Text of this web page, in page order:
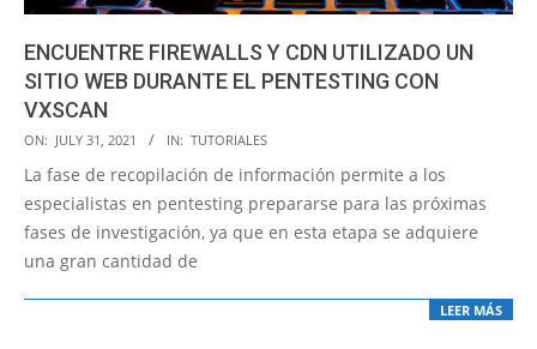
ENCUENTRE FIREWALLS Y CDN UTILIZADO UN
SITIO WEB DURANTE EL PENTESTING CON
VXSCAN
2021-
07-
ON: JULY 31, 2021 IN: TUTORIALES
La fase de recopilación de información permite a los
especialistas en pentesting prepararse para las próximas
fases de investigación, ya que en esta etapa se adquiere
una gran cantidad de
LEER MÁS